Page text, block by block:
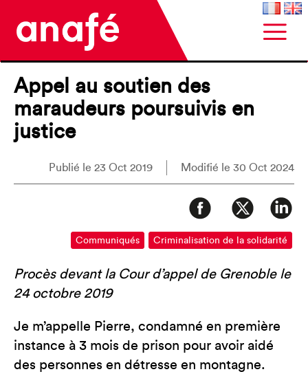
Appel au soutien des
maraudeurs poursuivis en
justice
Publié le 23 Oct 2019 Modifié le 30 Oct 2024
Communiqués Criminalisation de la solidarité
Procès devant la Cour d’appel de Grenoble le
24 octobre 2019
Je m’appelle Pierre, condamné en première
instance à 3 mois de prison pour avoir aidé
des personnes en détresse en montagne.